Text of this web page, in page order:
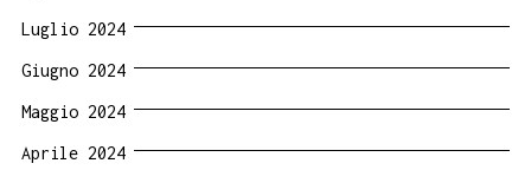
Luglio 2024
Giugno 2024
Maggio 2024
Aprile 2024